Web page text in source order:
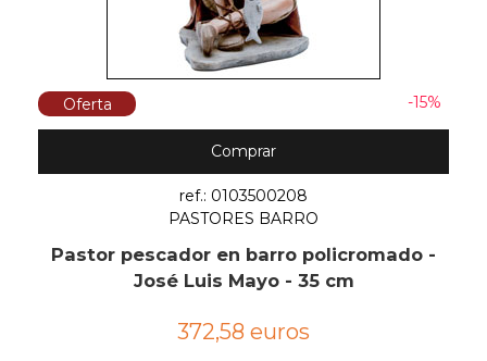
Oferta -15%
Comprar
ref.: 0103500208
PASTORES BARRO
Pastor pescador en barro policromado -
José Luis Mayo - 35 cm
372,58 euros